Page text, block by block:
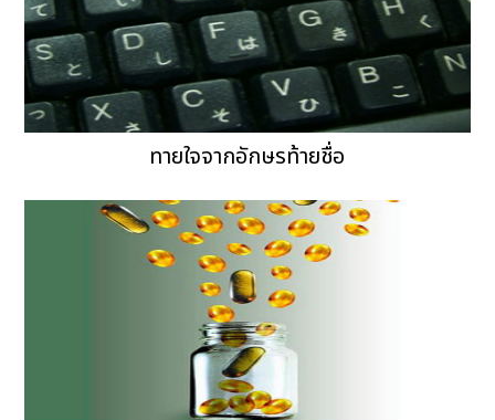
ทายใจจากอักษรท้ายชื่อ